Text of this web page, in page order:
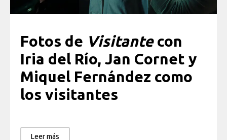
Fotos de Visitantecon
Iria del Río, Jan Cornet y
Miquel Fernández como
los visitantes
Leer más